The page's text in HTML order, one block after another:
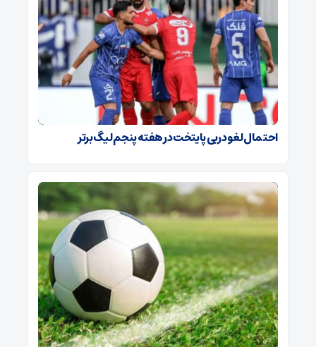
احتمال لغو دربی پایتخت در هفته پنجم لیگ برتر